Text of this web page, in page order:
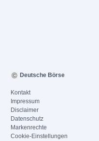
Deutsche Börse
Kontakt
Impressum
Disclaimer
Datenschutz
Markenrechte
Cookie-Einstellungen